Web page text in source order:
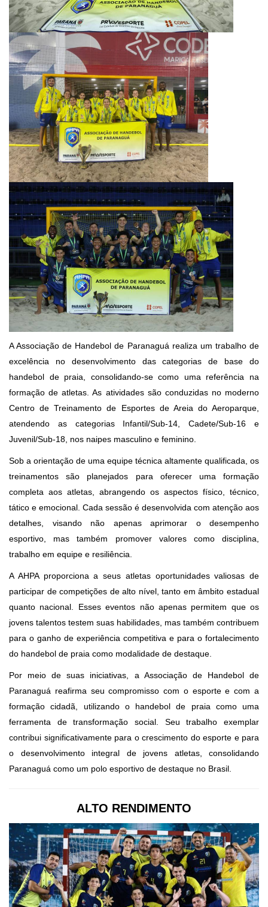
A Associação de Handebol de Paranaguá realiza um trabalho de
excelência no desenvolvimento das categorias de base do
handebol de praia, consolidando-se como uma referência na
formação de atletas. As atividades são conduzidas no moderno
Centro de Treinamento de Esportes de Areia do Aeroparque,
atendendo as categorias Infantil/Sub-14, Cadete/Sub-16 e
Juvenil/Sub-18, nos naipes masculino e feminino.
Sob a orientação de uma equipe técnica altamente qualificada, os
treinamentos são planejados para oferecer uma formação
completa aos atletas, abrangendo os aspectos físico, técnico,
tático e emocional. Cada sessão é desenvolvida com atenção aos
detalhes, visando não apenas aprimorar o desempenho
esportivo, mas também promover valores como disciplina,
trabalho em equipe e resiliência.
A AHPA proporciona a seus atletas oportunidades valiosas de
participar de competições de alto nível, tanto em âmbito estadual
quanto nacional. Esses eventos não apenas permitem que os
jovens talentos testem suas habilidades, mas também contribuem
para o ganho de experiência competitiva e para o fortalecimento
do handebol de praia como modalidade de destaque.
Por meio de suas iniciativas, a Associação de Handebol de
Paranaguá reafirma seu compromisso com o esporte e com a
formação cidadã, utilizando o handebol de praia como uma
ferramenta de transformação social. Seu trabalho exemplar
contribui significativamente para o crescimento do esporte e para
o desenvolvimento integral de jovens atletas, consolidando
Paranaguá como um polo esportivo de destaque no Brasil.
ALTO RENDIMENTO